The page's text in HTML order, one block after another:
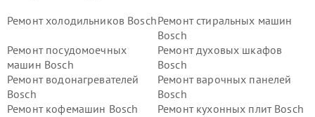
Ремонт холодильников BoschРемонт стиральных машин
Bosch
Ремонт посудомоечных
машин Bosch
Ремонт духовых шкафов
Bosch
Ремонт водонагревателей
Bosch
Ремонт варочных панелей
Bosch
Ремонт кофемашин Bosch
Ремонт кухонных плит Bosch